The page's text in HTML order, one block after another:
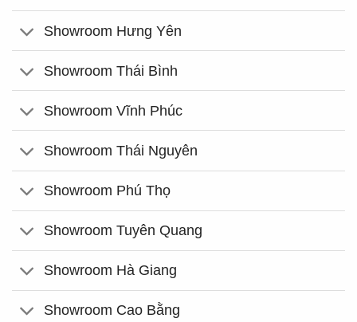
Showroom Hưng Yên
Showroom Thái Bình
Showroom Vĩnh Phúc
Showroom Thái Nguyên
Showroom Phú Thọ
Showroom Tuyên Quang
Showroom Hà Giang
Showroom Cao Bằng